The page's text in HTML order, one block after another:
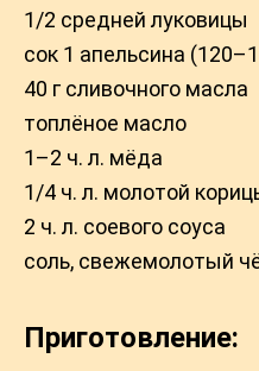
1/2 средней луковицы
сок 1 апельсина
40 г сливочного масла
топлёное масло
1–2 ч. л. мёда
1/4 ч. л. молотой
2 ч. л. соевого соуса
соль, свежемолотый
Приготовление: